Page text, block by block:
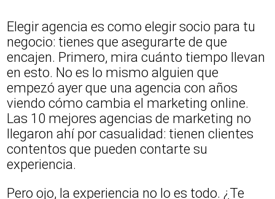
Elegir agencia es como elegir socio para tu
negocio: tienes que asegurarte de que
encajen. Primero, mira cuánto tiempo llevan
en esto. No es lo mismo alguien que
empezó ayer que una agencia con años
viendo cómo cambia el marketing online.
Las 10 mejores agencias de marketing no
llegaron ahí por casualidad: tienen clientes
contentos que pueden contarte su
experiencia.
Pero ojo, la experiencia no lo es todo. ¿Te